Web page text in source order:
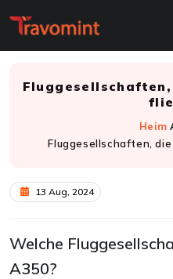
Heim
Fluggesellschaften,
13 Aug, 2024
Welche
A350?